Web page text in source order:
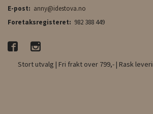
E-post: anny@idestova.no
Foretaksregisteret: 982 388 449
Stort utvalg | Fri frakt over 799,- | Rask